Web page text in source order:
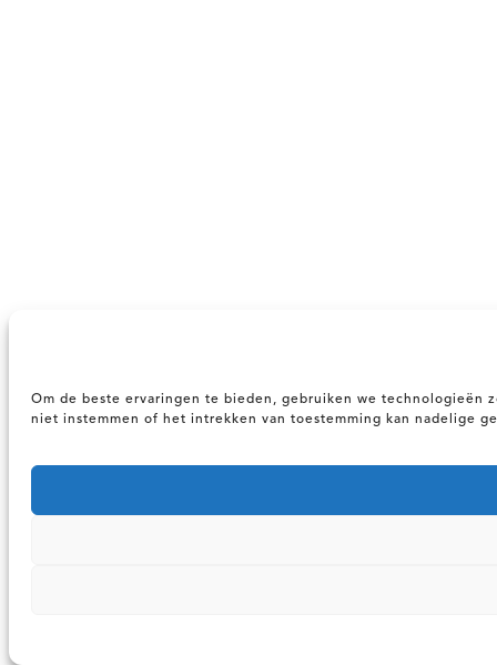
Om de beste ervaringen te bieden, gebruiken we technologieën
niet instemmen of het intrekken van toestemming kan nadelige